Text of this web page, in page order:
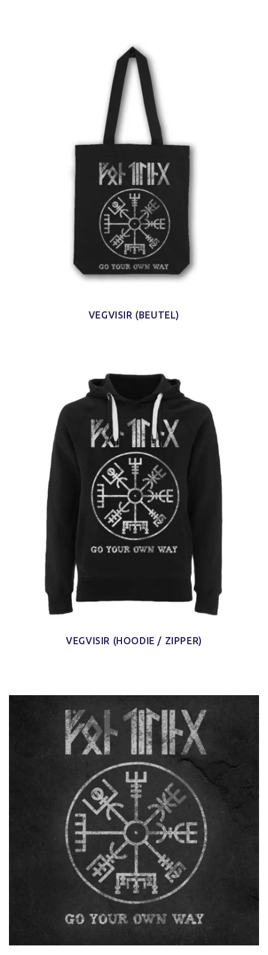
VEGVISIR (BEUTEL)
VEGVISIR (HOODIE / ZIPPER)